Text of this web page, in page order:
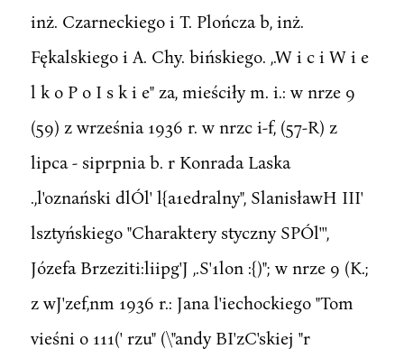
inż. Czarneckiego i T. Plończa b, inż.
Fękalskiego i A. Chy. bińskiego. ,.W i c i W i e
l k o P o I s k i e" za, mieściły m. i.: w nrze 9
(59) z września 1936 r. w nrzc i-f, (57-R) z
lipca - siprpnia b. r Konrada Laska
.,l'oznański dlÓl' l{a1edralny", SlanisławH III'
lsztyńskiego "Charaktery styczny SPÓl''',
Józefa Brzeziti:liipg'J ,.S'1lon :{)"; w nrze 9 (K.;
z wJ'zef,nm 1936 r.: Jana l'iechockiego "Tom
vieśni o 111(' rzu" (\"andy BI'zC'skiej "r